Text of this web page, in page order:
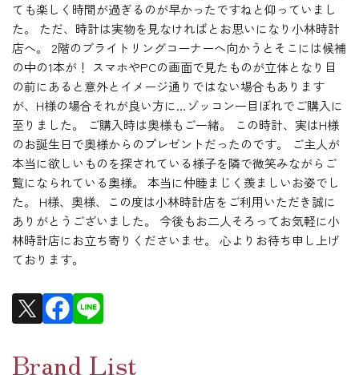
ても楽しく時間が過ぎるのが早かったですねと仰っていまし
た。 ただ、時計は実物を見なければとお思いになり小林時計
店へ。 2階のブライトリングコーナーへ向かうとそこには候補
の中の1本が！ スマホやPCの画面で見たものが立体となり目
の前にあると意外とイメージ通りではない場合もあります
が、H様の場合それが良い方に…ゾッコン一目ぼれでご購入に
至りました。 ご購入時は奥様もご一緒。 この時計、実はH様
のお誕生日で奥様からのプレゼントだったのです。 ご主人が
本当に欲しいものを探されている様子を隣で微笑みながらご
覧になられている奥様。 本当に仲睦まじく羨ましいお姿でし
た。 H様、奥様、この度は小林時計店をご利用いただき誠に
ありがとうございました。 今後もお二人そろってお気軽に小
林時計店にお立ち寄りくださいませ。 心よりお待ち申し上げ
ております。
Brand List